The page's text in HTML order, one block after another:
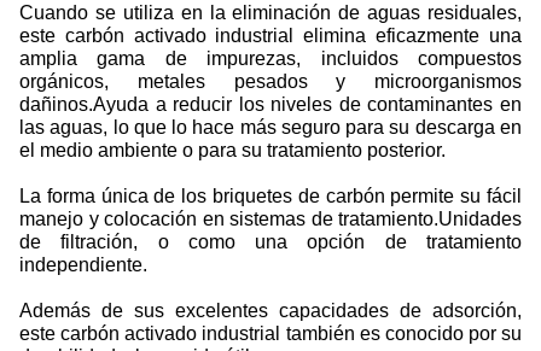
Cuando se utiliza en la eliminación de aguas residuales,
este carbón activado industrial elimina eficazmente una
amplia gama de impurezas, incluidos compuestos
orgánicos, metales pesados y microorganismos
dañinos.Ayuda a reducir los niveles de contaminantes en
las aguas, lo que lo hace más seguro para su descarga en
el medio ambiente o para su tratamiento posterior.
La forma única de los briquetes de carbón permite su fácil
manejo y colocación en sistemas de tratamiento.Unidades
de filtración, o como una opción de tratamiento
independiente.
Además de sus excelentes capacidades de adsorción,
este carbón activado industrial también es conocido por su